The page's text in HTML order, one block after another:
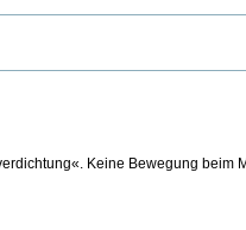
Keine Bewegung beim